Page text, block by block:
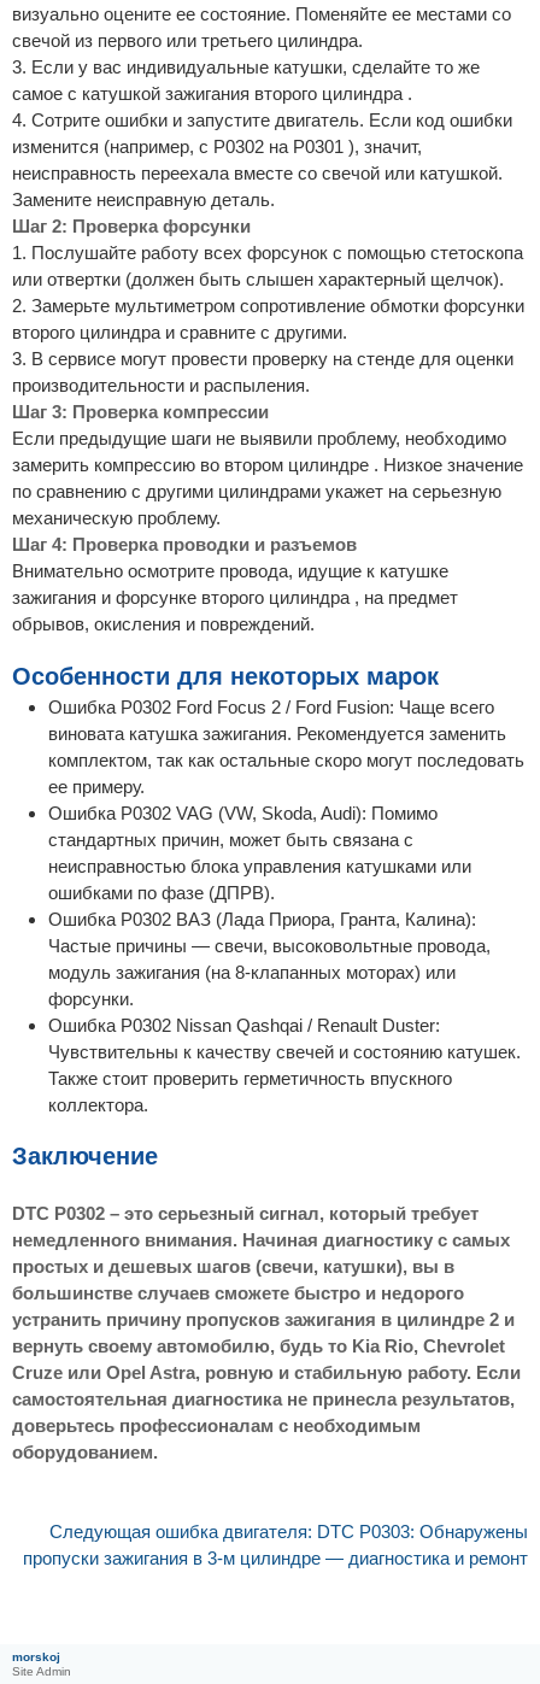
визуально оцените ее состояние. Поменяйте ее местами со
свечой из первого или третьего цилиндра.
3. Если у вас индивидуальные катушки, сделайте то же
самое с катушкой зажигания второго цилиндра .
4. Сотрите ошибки и запустите двигатель. Если код ошибки
изменится (например, с P0302 на P0301 ), значит,
неисправность переехала вместе со свечой или катушкой.
Замените неисправную деталь.
Шаг 2: Проверка форсунки
1. Послушайте работу всех форсунок с помощью стетоскопа
или отвертки (должен быть слышен характерный щелчок).
2. Замерьте мультиметром сопротивление обмотки форсунки
второго цилиндра и сравните с другими.
3. В сервисе могут провести проверку на стенде для оценки
производительности и распыления.
Шаг 3: Проверка компрессии
Если предыдущие шаги не выявили проблему, необходимо
замерить компрессию во втором цилиндре . Низкое значение
по сравнению с другими цилиндрами укажет на серьезную
механическую проблему.
Шаг 4: Проверка проводки и разъемов
Внимательно осмотрите провода, идущие к катушке
зажигания и форсунке второго цилиндра , на предмет
обрывов, окисления и повреждений.
Особенности для некоторых марок
Ошибка P0302 Ford Focus 2 / Ford Fusion: Чаще всего
виновата катушка зажигания. Рекомендуется заменить
комплектом, так как остальные скоро могут последовать
ее примеру.
Ошибка P0302 VAG (VW, Skoda, Audi): Помимо
стандартных причин, может быть связана с
неисправностью блока управления катушками или
ошибками по фазе (ДПРВ).
Ошибка P0302 ВАЗ (Лада Приора, Гранта, Калина):
Частые причины — свечи, высоковольтные провода,
модуль зажигания (на 8-клапанных моторах) или
форсунки.
Ошибка P0302 Nissan Qashqai / Renault Duster:
Чувствительны к качеству свечей и состоянию катушек.
Также стоит проверить герметичность впускного
коллектора.
Заключение
DTC P0302 – это серьезный сигнал, который требует
немедленного внимания. Начиная диагностику с самых
простых и дешевых шагов (свечи, катушки), вы в
большинстве случаев сможете быстро и недорого
устранить причину пропусков зажигания в цилиндре 2 и
вернуть своему автомобилю, будь то Kia Rio, Chevrolet
Cruze или Opel Astra, ровную и стабильную работу. Если
самостоятельная диагностика не принесла результатов,
доверьтесь профессионалам с необходимым
оборудованием.
Следующая ошибка двигателя: DTC P0303: Обнаружены
пропуски зажигания в 3-м цилиндре — диагностика и ремонт
morskoj
Site Admin